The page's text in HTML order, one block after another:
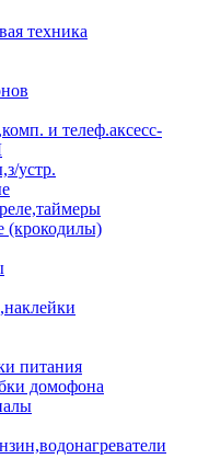
техника
и телеф.аксесс-
устр.
(крокодилы)
питания
домофона